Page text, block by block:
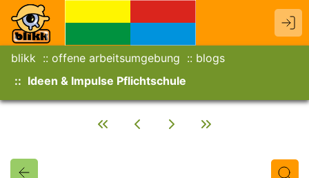
blikk offene arbeitsumgebung
blogs
Ideen & Impulse Pflichtschule